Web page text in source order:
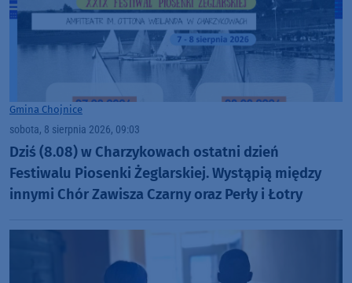
Gmina Chojnice
sobota, 8 sierpnia 2026, 09:03
Dziś (8.08) w Charzykowach ostatni dzień
Festiwalu Piosenki Żeglarskiej. Wystąpią między
innymi Chór Zawisza Czarny oraz Perły i Łotry